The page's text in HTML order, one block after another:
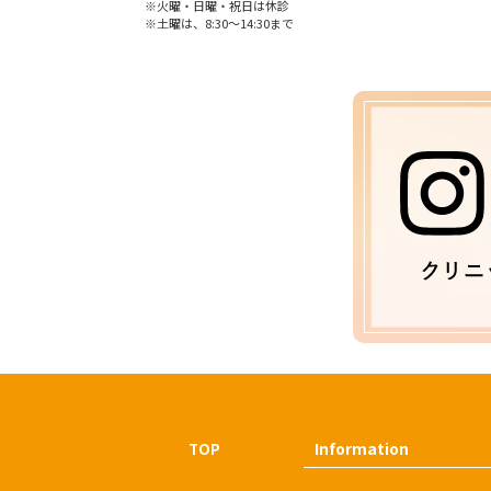
※火曜・日曜・祝日は休診
※土曜は、8:30〜14:30まで
TOP Information